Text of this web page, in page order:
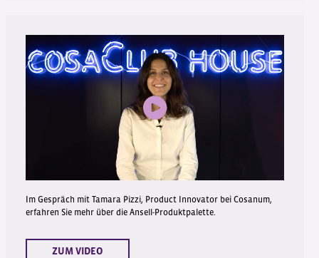
Im Gespräch mit Tamara Pizzi, Product Innovator bei Cosanum,
erfahren Sie mehr über die Ansell-Produktpalette.
ZUM VIDEO